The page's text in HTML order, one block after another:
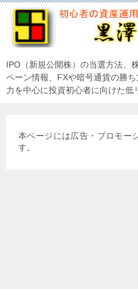
IPO（新規公開株）の当選方法、
ペーン情報、FXや暗号通貨の勝
力を中心に投資初心者に向けた低
本ページには広告・プロモー
す。